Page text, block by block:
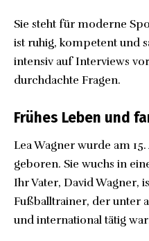
Sie steht für moderne
ist ruhig, kompetent und
intensiv auf Interviews
durchdachte Fragen.
Frühes Leben und
Lea Wagner wurde am
geboren. Sie wuchs in
Ihr Vater, David Wagner,
Fußballtrainer, der unter
und international tätig